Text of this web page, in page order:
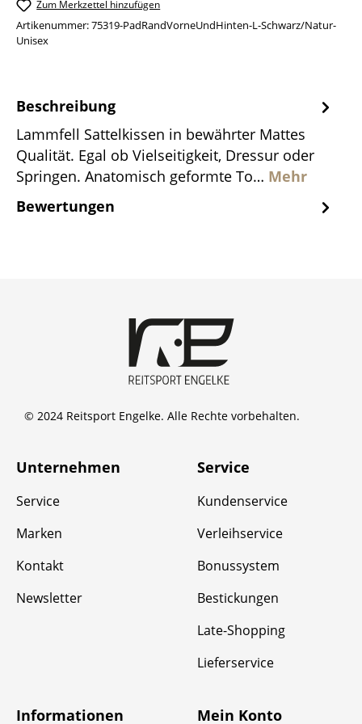
Zum Merkzettel hinzufügen
Artikenummer:75319-PadRandVorneUndHinten-L-Schwarz/Natur-
Unisex
Beschreibung
Lammfell Sattelkissen in bewährter Mattes
Qualität. Egal ob Vielseitigkeit, Dressur oder
Springen. Anatomisch geformte To… Mehr
Bewertungen
© 2024 Reitsport Engelke. Alle Rechte vorbehalten.
Unternehmen
Service
Marken
Kontakt
Newsletter
Service
Kundenservice
Verleihservice
Bonussystem
Bestickungen
Late-Shopping
Lieferservice
Informationen Mein Konto